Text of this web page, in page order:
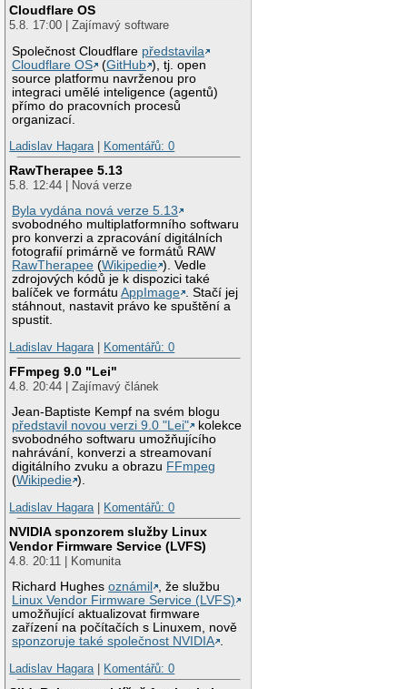
Cloudflare OS
5.8. 17:00 | Zajímavý software
Společnost Cloudflare představila
Cloudflare OS
(GitHub ), tj. open
source platformu navrženou pro
integraci umělé inteligence (agentů)
přímo do pracovních procesů
organizací.
Ladislav Hagara| Komentářů: 0
RawTherapee 5.13
5.8. 12:44 | Nová verze
Byla vydána nová verze 5.13
svobodného multiplatformního softwaru
pro konverzi a zpracování digitálních
fotografií primárně ve formátů RAW
RawTherapee (Wikipedie ). Vedle
zdrojových kódů je k dispozici také
balíček ve formátuAppImage . Stačí jej
stáhnout, nastavit právo ke spuštění a
spustit.
Ladislav Hagara| Komentářů: 0
FFmpeg 9.0 "Lei"
4.8. 20:44 | Zajímavý článek
Jean-Baptiste Kempf na svém blogu
představil novou verzi 9.0 "Lei"
kolekce
svobodného softwaru umožňujícího
nahrávání, konverzi a streamovaní
digitálního zvuku a obrazu FFmpeg
(Wikipedie ).
Ladislav Hagara| Komentářů: 0
NVIDIA sponzorem služby Linux
Vendor Firmware Service (LVFS)
4.8. 20:11 | Komunita
Richard Hughesoznámil
, že službu
Linux Vendor Firmware Service (LVFS)
umožňující aktualizovat firmware
zařízení na počítačích s Linuxem, nově
sponzoruje také společnost NVIDIA .
Ladislav Hagara| Komentářů: 0